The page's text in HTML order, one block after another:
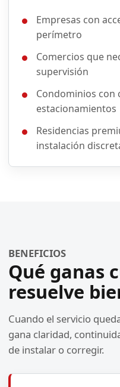
Empresas con
perímetro
Comercios que
supervisión
Condominios con
estacionamientos
Residencias
instalación
BENEFICIOS
Qué ganas
resuelve
Cuando el servicio
gana claridad,
de instalar o corregir.